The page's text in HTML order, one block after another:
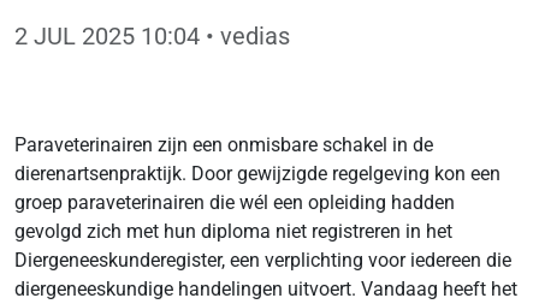
2 JUL 2025 10:04 • vedias
Paraveterinairen zijn een onmisbare schakel in de
dierenartsenpraktijk. Door gewijzigde regelgeving kon een
groep paraveterinairen die wél een opleiding hadden
gevolgd zich met hun diploma niet registreren in het
Diergeneeskunderegister, een verplichting voor iedereen die
diergeneeskundige handelingen uitvoert. Vandaag heeft het